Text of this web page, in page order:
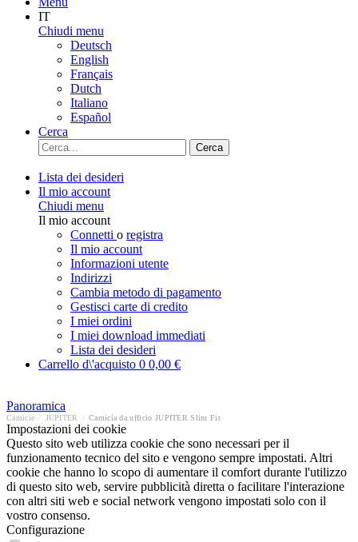
IT
Chiudi menu
Deutsch
English
Français
Dutch
Italiano
Español
Cerca
Cerca
Lista dei desideri
Il mio account
Chiudi menu
Il mio account
Connetti o registra
Il mio account
Informazioni utente
Indirizzi
Cambia metodo di pagamento
Gestisci carte di credito
I miei ordini
I miei download immediati
Lista dei desideri
Carrello d\'acquisto 0 0,00 €
Panoramica
Camicie JUPITER Camicia da ufficio JUPITER Slim Fit
Impostazioni dei cookie
Questo sito web utilizza cookie che sono necessari per il
funzionamento tecnico del sito e vengono sempre impostati. Altri
cookie che hanno lo scopo di aumentare il comfort durante l'utilizzo
di questo sito web, servire pubblicità diretta o facilitare l'interazione
con altri siti web e social network vengono impostati solo con il
vostro consenso.
Configurazione